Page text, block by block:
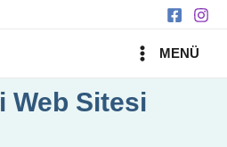
MAIN
MENÜ
Web Sitesi
Ara